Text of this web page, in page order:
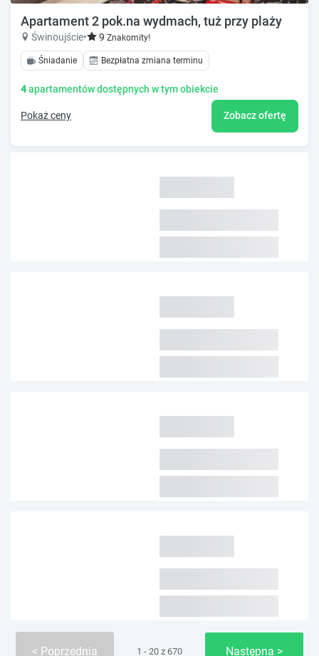
Apartament 2 pok.na wydmach, tuż przy plaży
Świnoujście• 9 Znakomity!
Śniadanie Bezpłatna zmiana terminu
4apartamentów dostępnych w tym obiekcie
Pokaż ceny Zobacz ofertę
Poprzednia 1 - 20 z 670 Następna